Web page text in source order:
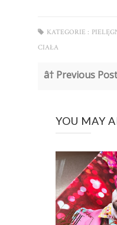
KATEGORIE :
CIAŁA
â† Previous
YOU MAY